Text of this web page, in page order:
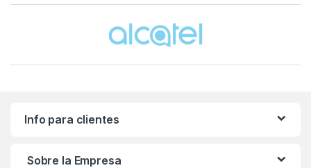
Brands Carousel
Info para clientes
Sobre la Empresa